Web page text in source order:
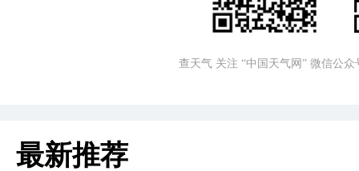
查天气 关注 “中国天气网” 微信公众
最新推荐